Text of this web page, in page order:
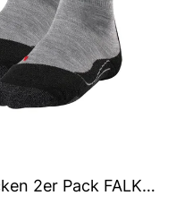
Herren Socken 2er Pack FALKE TK2 SO